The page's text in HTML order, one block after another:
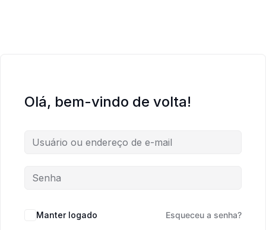
Olá, bem-vindo de volta!
Manter logado Esqueceu a senha?